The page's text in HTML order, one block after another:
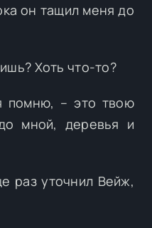
он тащил меня до
Хоть что-то?
помню, – это твою
мной, деревья и
раз уточнил Вейж,